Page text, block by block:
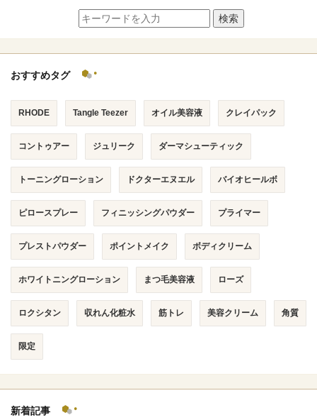
検索
おすすめタグ
RHODE Tangle Teezer オイル美容液 クレイパック
コントゥアー ジュリーク ダーマシューティック
トーニングローション ドクターエヌエル バイオヒールボ
ピロースプレー フィニッシングパウダー プライマー
プレストパウダー ポイントメイク ボディクリーム
ホワイトニングローション まつ毛美容液 ローズ
ロクシタン 収れん化粧水 筋トレ 美容クリーム 角質
限定
新着記事